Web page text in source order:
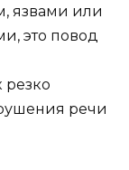
язвами или
это повод
резко
речи